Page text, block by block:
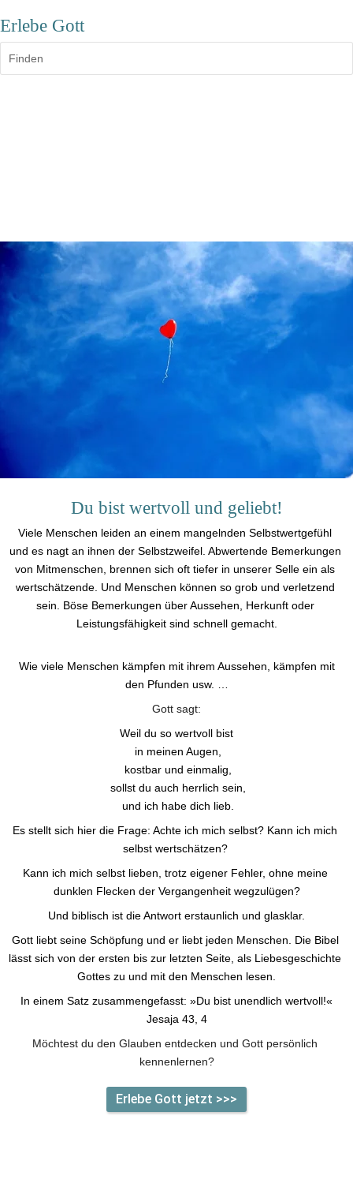
Erlebe Gott
Finden
Du bist wertvoll und geliebt!
Viele Menschen leiden an einem mangelnden Selbstwertgefühl
und es nagt an ihnen der Selbstzweifel. Abwertende Bemerkungen
von Mitmenschen, brennen sich oft tiefer in unserer Selle ein als
wertschätzende. Und Menschen können so grob und verletzend
sein. Böse Bemerkungen über Aussehen, Herkunft oder
Leistungsfähigkeit sind schnell gemacht.
Wie viele Menschen kämpfen mit ihrem Aussehen, kämpfen mit
den Pfunden usw. …
Gott sagt:
Weil du so wertvoll bist
in meinen Augen,
kostbar und einmalig,
sollst du auch herrlich sein,
und ich habe dich lieb.
Es stellt sich hier die Frage: Achte ich mich selbst? Kann ich mich
selbst wertschätzen?
Kann ich mich selbst lieben, trotz eigener Fehler, ohne meine
dunklen Flecken der Vergangenheit wegzulügen?
Und biblisch ist die Antwort erstaunlich und glasklar.
Gott liebt seine Schöpfung und er liebt jeden Menschen. Die Bibel
lässt sich von der ersten bis zur letzten Seite, als Liebesgeschichte
Gottes zu und mit den Menschen lesen.
In einem Satz zusammengefasst: »Du bist unendlich wertvoll!«
Jesaja 43, 4
Möchtest du den Glauben entdecken und Gott persönlich
kennenlernen?
Erlebe Gott jetzt >>>